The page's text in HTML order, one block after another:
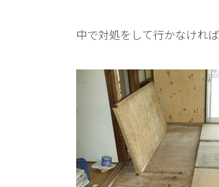
中で対処をして行かなけれ